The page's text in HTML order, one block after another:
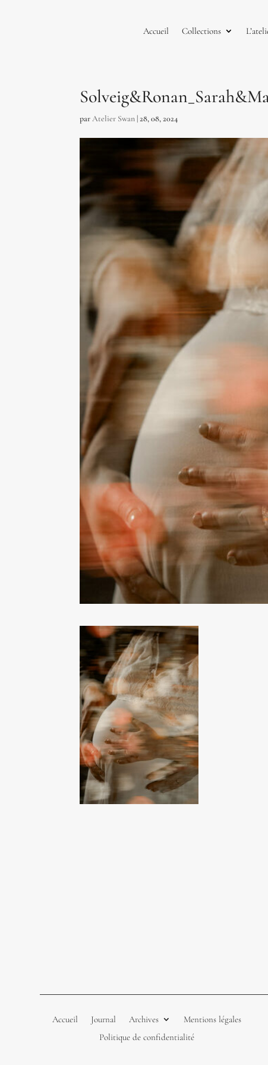
Accueil Collections
parAtelier Swan |28, 08, 2024
Accueil Journal Archives
Mentions légales
Politique de confidentialité